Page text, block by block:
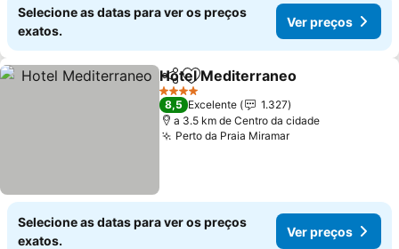
Selecione as datas para ver os preços
exatos.
Ver preços
PartilharAdicionar aos favoritos
Hotel Mediterraneo
4 Estrelas
8,5 Excelente
1.327
a 3.5 km de Centro da cidade
Perto da Praia MiramarVer preços
Selecione as datas para ver os preços
exatos.
Ver preços